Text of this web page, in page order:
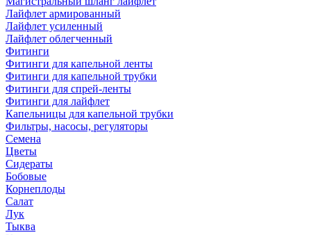
Лайфлет армированный
Лайфлет усиленный
Лайфлет облегченный
Фитинги
Фитинги для капельной ленты
Фитинги для капельной трубки
Фитинги для спрей-ленты
Фитинги для лайфлет
Капельницы для капельной трубки
Фильтры, насосы, регуляторы
Семена
Цветы
Сидераты
Бобовые
Корнеплоды
Салат
Лук
Тыква